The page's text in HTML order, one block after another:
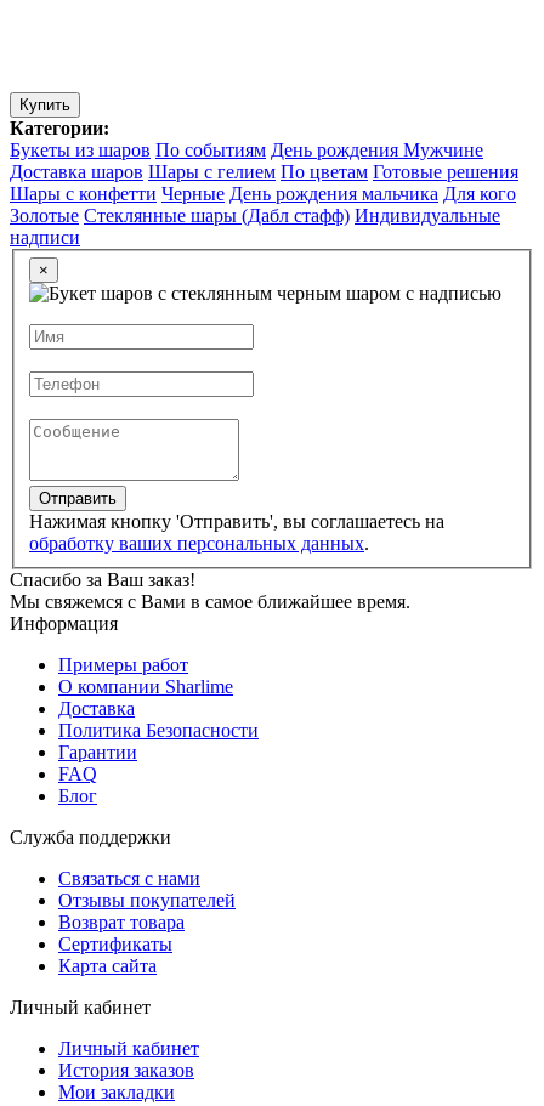
Купить
Категории:
Букеты из шаров По событиям День рождения Мужчине
Доставка шаров Шары с гелием По цветам Готовые решения
Шары с конфетти Черные День рождения мальчика Для кого
Золотые Стеклянные шары (Дабл стафф) Индивидуальные
надписи
×
Отправить
Нажимая кнопку 'Отправить', вы соглашаетесь на
обработку ваших персональных данных.
Спасибо за Ваш заказ!
Мы свяжемся с Вами в самое ближайшее время.
Информация
Примеры работ
О компании Sharlime
Доставка
Политика Безопасности
Гарантии
FAQ
Блог
Служба поддержки
Связаться с нами
Отзывы покупателей
Возврат товара
Сертификаты
Карта сайта
Личный кабинет
Личный кабинет
История заказов
Мои закладки